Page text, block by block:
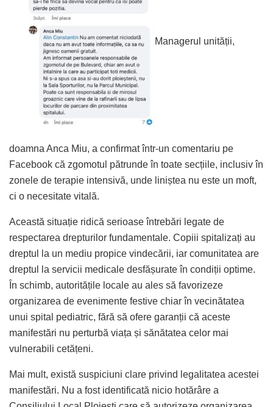
Managerul unității,
doamna Anca Miu, a confirmat într-un comentariu pe
Facebook că zgomotul pătrunde în toate secțiile, inclusiv în
zonele de terapie intensivă, unde liniștea nu este un moft,
ci o necesitate vitală.
Această situație ridică serioase întrebări legate de
respectarea drepturilor fundamentale. Copiii spitalizați au
dreptul la un mediu propice vindecării, iar comunitatea are
dreptul la servicii medicale desfășurate în condiții optime.
În schimb, autoritățile locale au ales să favorizeze
organizarea de evenimente festive chiar în vecinătatea
unui spital pediatric, fără să ofere garanții că aceste
manifestări nu perturbă viața și sănătatea celor mai
vulnerabili cetățeni.
Mai mult, există suspiciuni clare privind legalitatea acestei
manifestări. Nu a fost identificată nicio hotărâre a